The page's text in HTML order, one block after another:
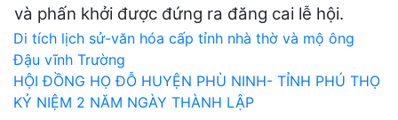
và phấn khởi được đứng ra đăng cai lễ hội.
Điều
hướng
bài
Di tích lịch sử-văn hóa cấp tỉnh nhà thờ và mộ ông
Đậu vĩnh Trường
HỘI ĐỒNG HỌ ĐỖ HUYỆN PHÙ NINH- TỈNH PHÚ THỌ
KỶ NIỆM 2 NĂM NGÀY THÀNH LẬP